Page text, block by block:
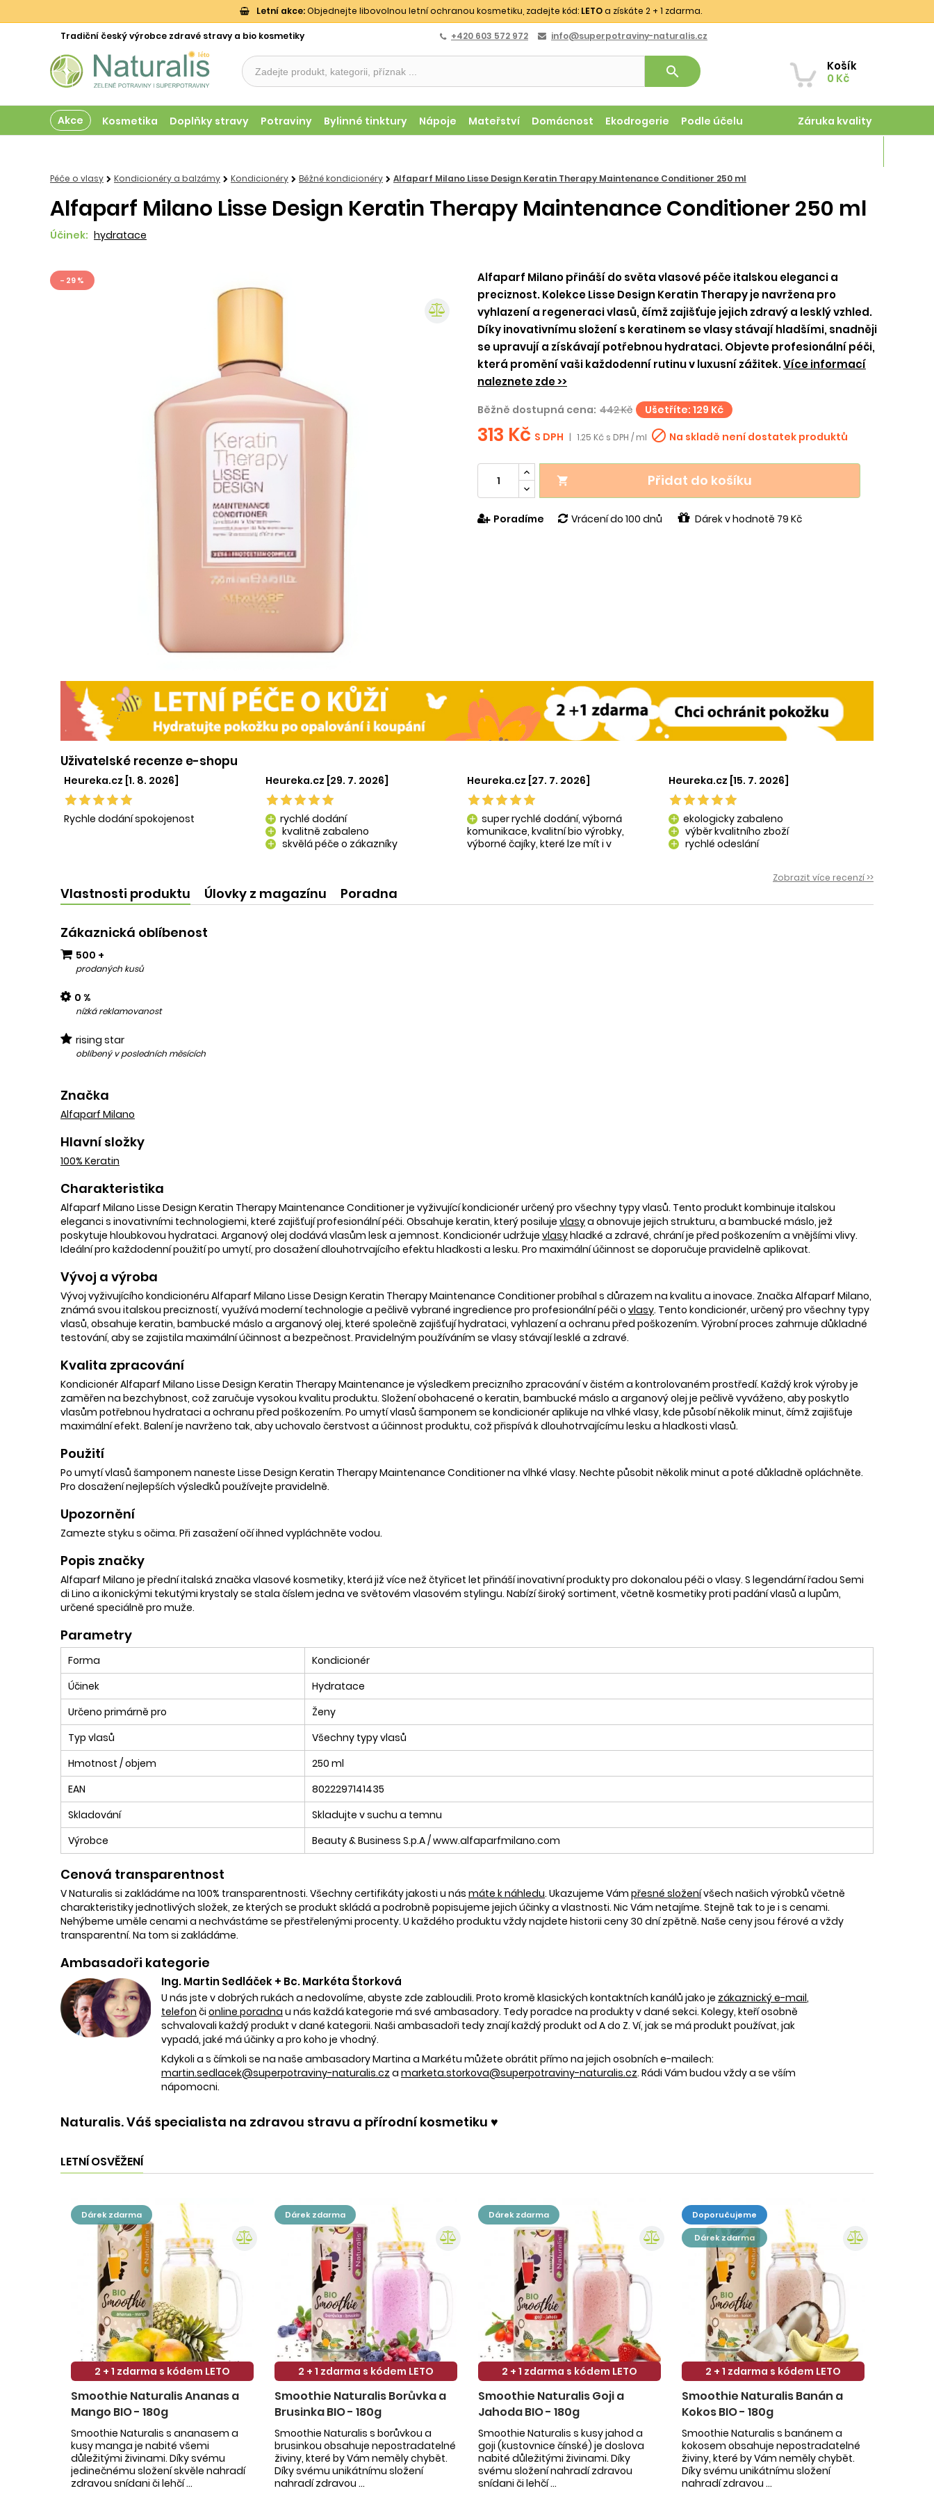
Letní akce:Objednejte libovolnou letní ochranou kosmetiku, zadejte kód: LETOa získáte 2 + 1 zdarma.
Tradiční český výrobce zdravé stravy a bio kosmetiky +420 603 572 972 info@superpotraviny-naturalis.cz
Košík
0 Kč
search
Akce Kosmetika Doplňky stravy Potraviny Bylinné tinktury Nápoje Mateřství Domácnost Ekodrogerie Podle účelu Záruka kvality
Péče o vlasy Kondicionéry a balzámy Kondicionéry Běžné kondicionéry Alfaparf Milano Lisse Design Keratin Therapy Maintenance Conditioner 250 ml
Alfaparf Milano Lisse Design Keratin Therapy Maintenance Conditioner 250 ml
Účinek: hydratace
- 29 %
Alfaparf Milano přináší do světa vlasové péče italskou eleganci a
preciznost. Kolekce Lisse Design Keratin Therapy je navržena pro
vyhlazení a regeneraci vlasů, čímž zajišťuje jejich zdravý a lesklý vzhled.
Díky inovativnímu složení s keratinem se vlasy stávají hladšími, snadněji
se upravují a získávají potřebnou hydrataci. Objevte profesionální péči,
která promění vaši každodenní rutinu v luxusní zážitek.Více informací
naleznete zde >>
Běžně dostupná cena: 442 Kč Ušetříte: 129 Kč
313 Kč S DPH | 1.25 Kč s DPH / ml  Na skladě není dostatek produktů
 Přidat do košíku
Poradíme Vrácení do 100 dnů Dárek v hodnotě 79 Kč
Uživatelské recenze e-shopu
Heureka.cz [1. 8. 2026]
Rychle dodání spokojenost
Heureka.cz [29. 7. 2026]
add rychlé dodání
add kvalitně zabaleno
add skvělá péče o zákazníky
Heureka.cz [27. 7. 2026]
add super rychlé dodání, výborná
komunikace, kvalitní bio výrobky,
výborné čajíky, které lze mít i v
Heureka.cz [15. 7. 2026]
add ekologicky zabaleno
add výběr kvalitního zboží
add rychlé odeslání
Zobrazit více recenzí >>
Vlastnosti produktu Úlovky z magazínu Poradna
Zákaznická oblíbenost
500 +
prodaných kusů
0 %
nízká reklamovanost
rising star
oblíbený v posledních měsících
Značka
Alfaparf Milano
Hlavní složky
100% Keratin
Charakteristika
Alfaparf Milano Lisse Design Keratin Therapy Maintenance Conditioner je vyživující kondicionér určený pro všechny typy vlasů. Tento produkt kombinuje italskou
eleganci s inovativními technologiemi, které zajišťují profesionální péči. Obsahuje keratin, který posiluje vlasya obnovuje jejich strukturu, a bambucké máslo, jež
poskytuje hloubkovou hydrataci. Arganový olej dodává vlasům lesk a jemnost. Kondicionér udržuje vlasyhladké a zdravé, chrání je před poškozením a vnějšími vlivy.
Ideální pro každodenní použití po umytí, pro dosažení dlouhotrvajícího efektu hladkosti a lesku. Pro maximální účinnost se doporučuje pravidelně aplikovat.
Vývoj a výroba
Vývoj vyživujícího kondicionéru Alfaparf Milano Lisse Design Keratin Therapy Maintenance Conditioner probíhal s důrazem na kvalitu a inovace. Značka Alfaparf Milano,
známá svou italskou precizností, využívá moderní technologie a pečlivě vybrané ingredience pro profesionální péči o vlasy. Tento kondicionér, určený pro všechny typy
vlasů, obsahuje keratin, bambucké máslo a arganový olej, které společně zajišťují hydrataci, vyhlazení a ochranu před poškozením. Výrobní proces zahrnuje důkladné
testování, aby se zajistila maximální účinnost a bezpečnost. Pravidelným používáním se vlasy stávají lesklé a zdravé.
Kvalita zpracování
Kondicionér Alfaparf Milano Lisse Design Keratin Therapy Maintenance je výsledkem precizního zpracování v čistém a kontrolovaném prostředí. Každý krok výroby je
zaměřen na bezchybnost, což zaručuje vysokou kvalitu produktu. Složení obohacené o keratin, bambucké máslo a arganový olej je pečlivě vyváženo, aby poskytlo
vlasům potřebnou hydrataci a ochranu před poškozením. Po umytí vlasů šamponem se kondicionér aplikuje na vlhké vlasy, kde působí několik minut, čímž zajišťuje
maximální efekt. Balení je navrženo tak, aby uchovalo čerstvost a účinnost produktu, což přispívá k dlouhotrvajícímu lesku a hladkosti vlasů.
Použití
Po umytí vlasů šamponem naneste Lisse Design Keratin Therapy Maintenance Conditioner na vlhké vlasy. Nechte působit několik minut a poté důkladně opláchněte.
Pro dosažení nejlepších výsledků používejte pravidelně.
Upozornění
Zamezte styku s očima. Při zasažení očí ihned vypláchněte vodou.
Popis značky
Alfaparf Milano je přední italská značka vlasové kosmetiky, která již více než čtyřicet let přináší inovativní produkty pro dokonalou péči o vlasy. S legendární řadou Semi
di Lino a ikonickými tekutými krystaly se stala číslem jedna ve světovém vlasovém stylingu. Nabízí široký sortiment, včetně kosmetiky proti padání vlasů a lupům,
určené speciálně pro muže.
Parametry
Forma
Kondicionér
Účinek
Hydratace
Určeno primárně pro
Ženy
Typ vlasů
Všechny typy vlasů
Hmotnost / objem
250 ml
EAN
8022297141435
Skladování
Skladujte v suchu a temnu
Výrobce
Beauty & Business S.p.A / www.alfaparfmilano.com
Cenová transparentnost
V Naturalis si zakládáme na 100% transparentnosti. Všechny certifikáty jakosti u nás máte k náhledu. Ukazujeme Vám přesné složenívšech našich výrobků včetně
charakteristiky jednotlivých složek, ze kterých se produkt skládá a podrobně popisujeme jejich účinky a vlastnosti. Nic Vám netajíme. Stejně tak to je i s cenami.
Nehýbeme uměle cenami a nechvástáme se přestřelenými procenty. U každého produktu vždy najdete historii ceny 30 dní zpětně. Naše ceny jsou férové a vždy
transparentní. Na tom si zakládáme.
Ambasadoři kategorie
Ing. Martin Sedláček + Bc. Markéta Štorková
U nás jste v dobrých rukách a nedovolíme, abyste zde zabloudili. Proto kromě klasických kontaktních kanálů jako je zákaznický e-mail,
telefon či online poradna u nás každá kategorie má své ambasadory. Tedy poradce na produkty v dané sekci. Kolegy, kteří osobně
schvalovali každý produkt v dané kategorii. Naši ambasadoři tedy znají každý produkt od A do Z. Ví, jak se má produkt používat, jak
vypadá, jaké má účinky a pro koho je vhodný.
Kdykoli a s čímkoli se na naše ambasadory Martina a Markétu můžete obrátit přímo na jejich osobních e-mailech:
martin.sedlacek@superpotraviny-naturalis.cz a marketa.storkova@superpotraviny-naturalis.cz. Rádi Vám budou vždy a se vším
nápomocni.
Naturalis. Váš specialista na zdravou stravu a přírodní kosmetiku ♥️
LETNÍ OSVĚŽENÍ
dárek zdarma
2 + 1 zdarma s kódem LETO
Smoothie Naturalis Ananas a
Mango BIO - 180g
Smoothie Naturalis s ananasem a
kusy manga je nabité všemi
důležitými živinami. Díky svému
jedinečnému složení skvěle nahradí
zdravou snídani či lehčí ...
dárek zdarma
2 + 1 zdarma s kódem LETO
Smoothie Naturalis Borůvka a
Brusinka BIO - 180g
Smoothie Naturalis s borůvkou a
brusinkou obsahuje nepostradatelné
živiny, které by Vám neměly chybět.
Díky svému unikátnímu složení
nahradí zdravou ...
dárek zdarma
2 + 1 zdarma s kódem LETO
Smoothie Naturalis Goji a
Jahoda BIO - 180g
Smoothie Naturalis s kusy jahod a
goji (kustovnice čínské) je doslova
nabité důležitými živinami. Díky
svému složení nahradí zdravou
snídani či lehčí ...
doporučujeme
dárek zdarma
2 + 1 zdarma s kódem LETO
Smoothie Naturalis Banán a
Kokos BIO - 180g
Smoothie Naturalis s banánem a
kokosem obsahuje nepostradatelné
živiny, které by Vám neměly chybět.
Díky svému unikátnímu složení
nahradí zdravou ...